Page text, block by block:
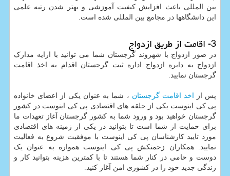
بین المللی باعث افزایش کیفیت آموزشی و بهتر شدن رتبه علمی
این دانشگاهها در مجامع بین المللی شده است.
3- اقامت از طریق ازدواج
در صور ازدواج با شهروند گرجستان شما می توانید با ارایه مدارک
ازدواج به دایره ازدواج اداره ثبت گرجستان اقدام به اخذ اقامت
گرجستان نمایید.
پس از اخذ اقامت گرجستان ، شما به عنوان یکی از اعضای خانواده
پی کی اینوست یکی از حلقه های اقتصادی پی کی اینوست در کشور
گرجستان خواهید بود و ورود شما به کشور گرجستان آغاز تعهدات ما
برای حمایت از شما است تا بتوانید در یکی از زمینه های اقتصادی
مورد تایید کارشناسان پی کی اینوست با موفقیت شروع به فعالیت
نمایید. همکاران زحمتکش پی کی اینوست همواره به عنوان یک
دوست و حامی در کنار شما هستند تا با کمترین هزینه بتوانید کار و
زندگی جدید خود را در کشوری امن آغاز کنید.